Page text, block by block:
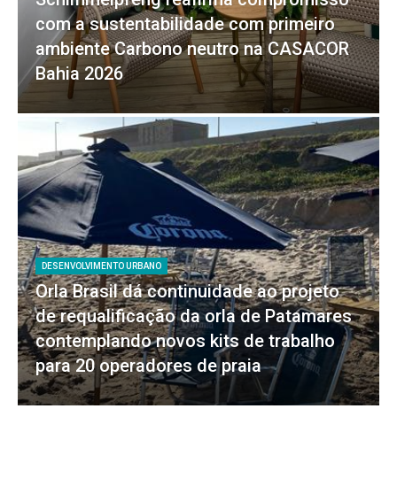
com a sustentabilidade com primeiro
ambiente Carbono neutro na CASACOR
Bahia 2026
DESENVOLVIMENTO URBANO
Orla Brasil dá continuidade ao projeto
de requalificação da orla de Patamares
contemplando novos kits de trabalho
para 20 operadores de praia